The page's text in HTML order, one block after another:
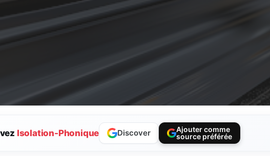
Isolation-Phonique Discover
Ajouter comme
source préférée